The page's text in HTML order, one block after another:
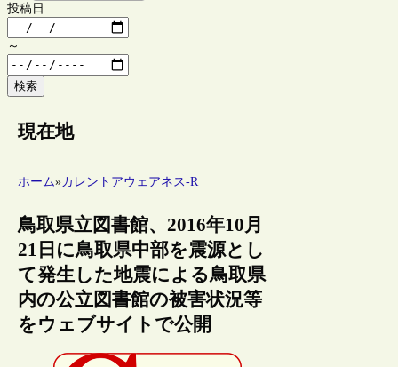
投稿日
～
検索
現在地
ホーム»カレントアウェアネス-R
鳥取県立図書館、2016年10月
21日に鳥取県中部を震源とし
て発生した地震による鳥取県
内の公立図書館の被害状況等
をウェブサイトで公開